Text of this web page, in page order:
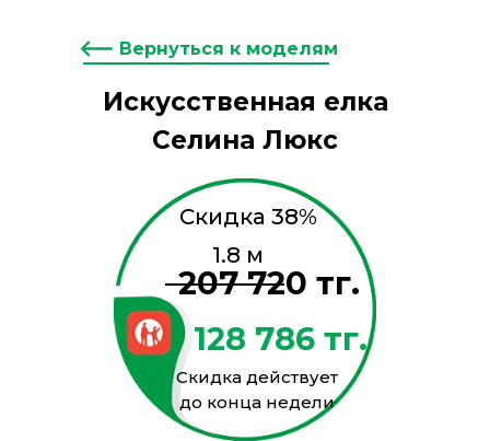
Искусственная елка
Селина Люкс
Скидка 38%
1.8 м
128 786 тг.
Скидка действует
до конца недели
Вернуться к моделям
207 720 тг.